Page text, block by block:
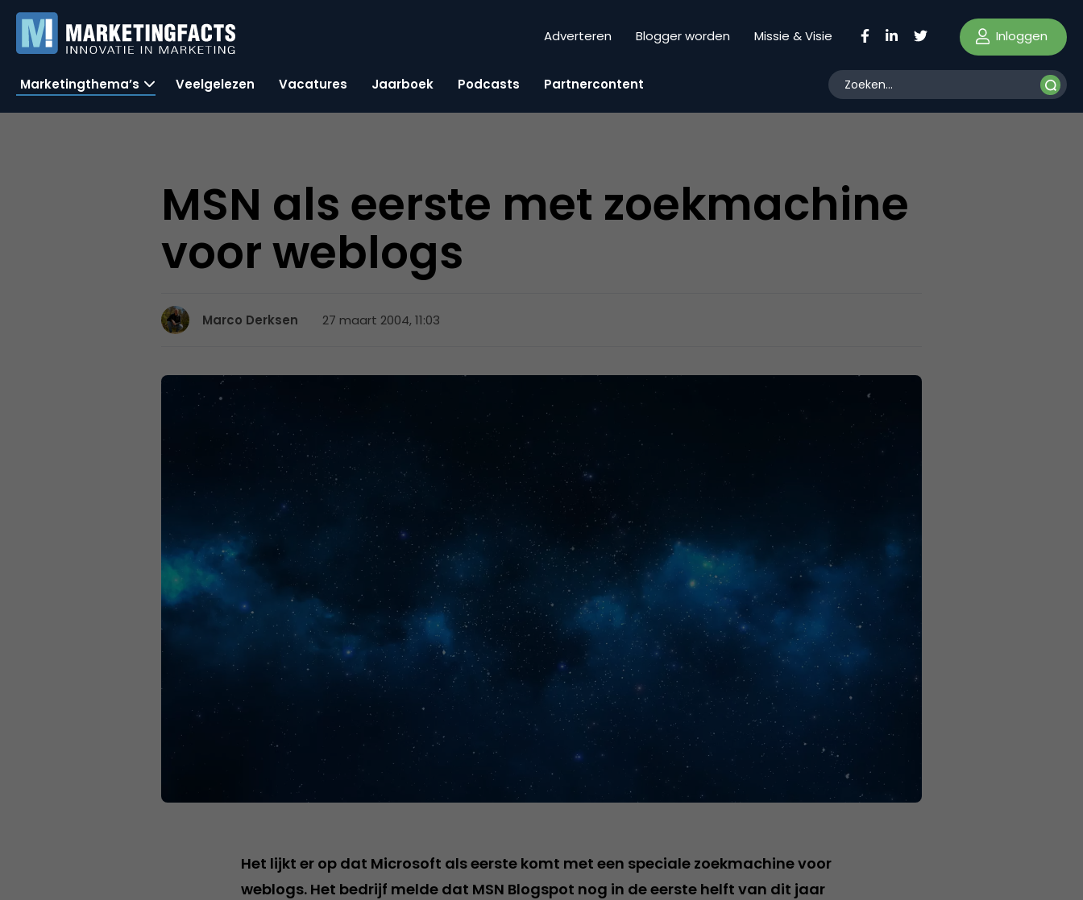
Adverteren Blogger worden Missie & Visie Inloggen
Marketingthema’s Veelgelezen Vacatures Jaarboek Podcasts Partnercontent
MSN als eerste met zoekmachine
voor weblogs
Marco Derksen 27 maart 2004, 11:03
Het lijkt er op dat Microsoft als eerste komt met een speciale zoekmachine voor
weblogs. Het bedrijf melde dat MSN Blogspot nog in de eerste helft van dit jaar